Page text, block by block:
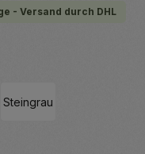
- Versand durch DHL
verfügbar.)
Steingrau